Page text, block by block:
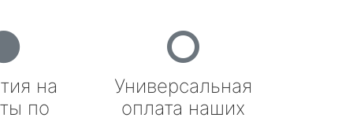
на
по
Универсальная
оплата наших